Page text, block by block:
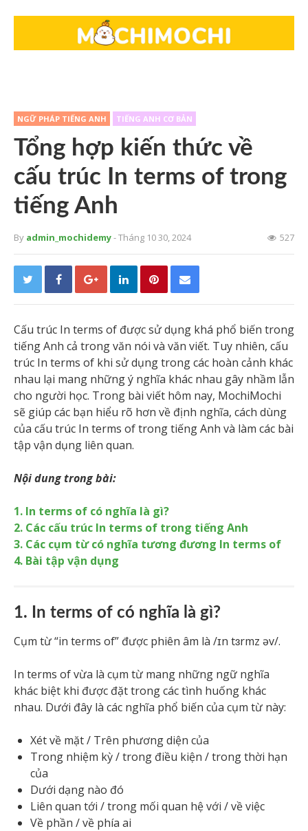
NGỮ PHÁP TIẾNG ANH TIẾNG ANH CƠ BẢN
Tổng hợp kiến thức về
cấu trúc In terms of trong
tiếng Anh
By admin_mochidemy- Tháng 10 30, 2024 527
Cấu trúc In terms of được sử dụng khá phổ biến trong
tiếng Anh cả trong văn nói và văn viết. Tuy nhiên, cấu
trúc In terms of khi sử dụng trong các hoàn cảnh khác
nhau lại mang những ý nghĩa khác nhau gây nhầm lẫn
cho người học. Trong bài viết hôm nay, MochiMochi
sẽ giúp các bạn hiểu rõ hơn về định nghĩa, cách dùng
của cấu trúc In terms of trong tiếng Anh và làm các bài
tập vận dụng liên quan.
Nội dung trong bài:
1. In terms of có nghĩa là gì?
2. Các cấu trúc In terms of trong tiếng Anh
3. Các cụm từ có nghĩa tương đương In terms of
4. Bài tập vận dụng
1. In terms of có nghĩa là gì?
Cụm từ “in terms of” được phiên âm là /ɪn tɜrmz əv/.
In terms of vừa là cụm từ mang những ngữ nghĩa
khác biệt khi được đặt trong các tình huống khác
nhau. Dưới đây là các nghĩa phổ biến của cụm từ này:
Xét về mặt / Trên phương diện của
Trong nhiệm kỳ / trong điều kiện / trong thời hạn
của
Dưới dạng nào đó
Liên quan tới / trong mối quan hệ với / về việc
Về phần / về phía ai